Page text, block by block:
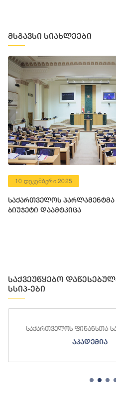
მსგავსი სიახლეები
10 დეკემბერი 2025
საქართველოს პარლამენტმა
ბიუჯეტი დაამტკიცა
საქვეუწყებო
სსიპ-ები
საქართველოს ფინანსთა
აკადემია